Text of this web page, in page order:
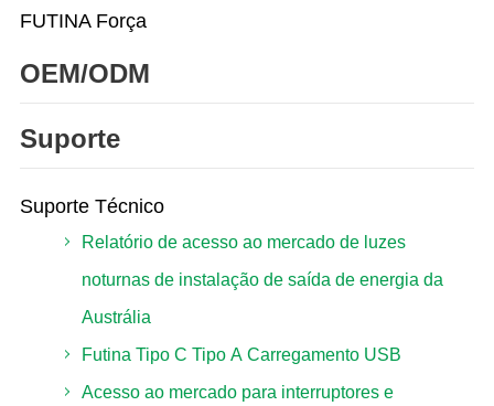
FUTINA Força
OEM/ODM
Suporte
Suporte Técnico
Relatório de acesso ao mercado de luzes
noturnas de instalação de saída de energia da
Austrália
Futina Tipo C Tipo A Carregamento USB
Acesso ao mercado para interruptores e